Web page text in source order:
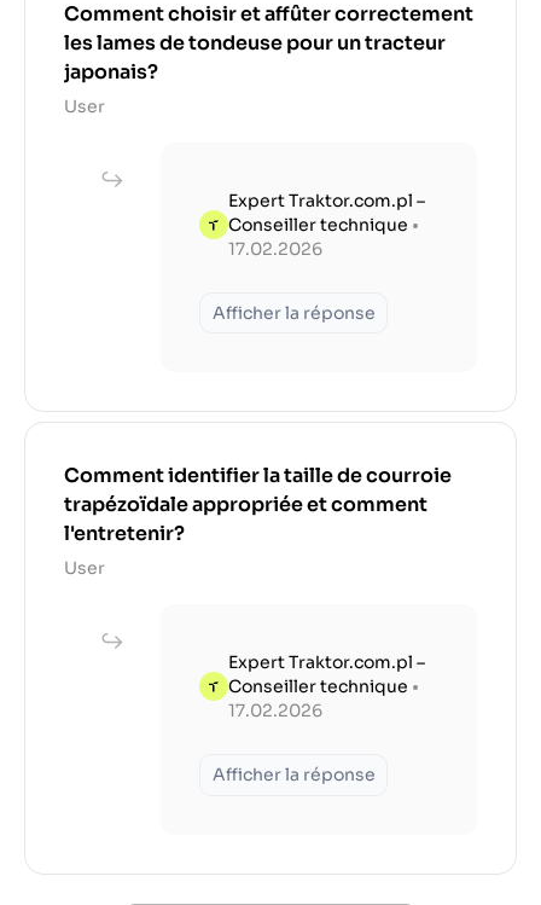
Comment choisir et affûter correctement
les lames de tondeuse pour un tracteur
japonais?
User
Expert Traktor.com.pl –
Conseiller technique •
17.02.2026
Afficher la réponse
Comment identifier la taille de courroie
trapézoïdale appropriée et comment
l'entretenir?
User
Expert Traktor.com.pl –
Conseiller technique •
17.02.2026
Afficher la réponse